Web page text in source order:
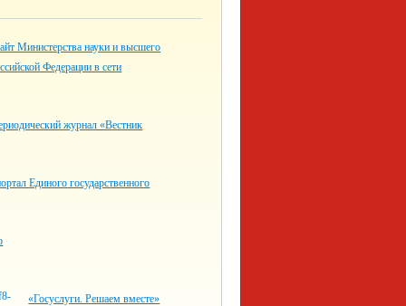
Министерства науки и высшего
Федерации в сети
журнал «Вестник
Единого государственного
«Госуслуги. Решаем вместе»